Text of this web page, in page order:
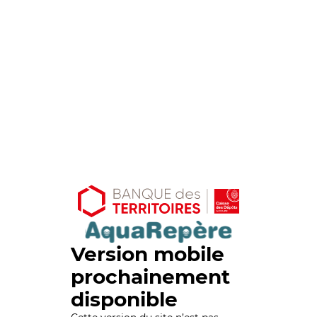
Version mobile
prochainement
disponible